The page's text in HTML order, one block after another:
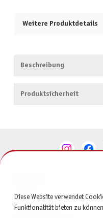
Weitere Produktdetails
Beschreibung
Produktsicherheit
SERVICE
Diese Website verwendet
Funktionalität bieten zu